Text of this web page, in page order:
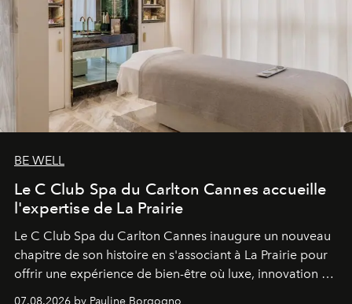
BE WELL
Le C Club Spa du Carlton Cannes accueille
l'expertise de La Prairie
Le C Club Spa du Carlton Cannes inaugure un nouveau
chapitre de son histoire en s'associant à La Prairie pour
offrir une expérience de bien-être où luxe, innovation et
expertise se rencontrent.
07.08.2026 by Pauline Borgogno